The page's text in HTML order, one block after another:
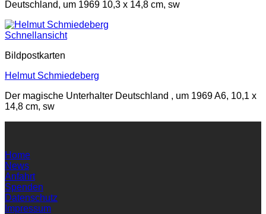
Deutschland, um 1969 10,3 x 14,8 cm, sw
Schnellansicht
Bildpostkarten
Helmut Schmiedeberg
Der magische Unterhalter Deutschland , um 1969 A6, 10,1 x
14,8 cm, sw
Home
News
Anfahrt
Spenden
Datenschutz
Impressum